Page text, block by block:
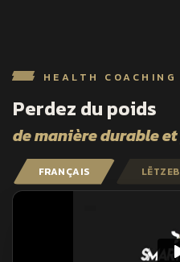
HEALTH COACHING
Perdez du poids
de manière durable
FRANÇAIS